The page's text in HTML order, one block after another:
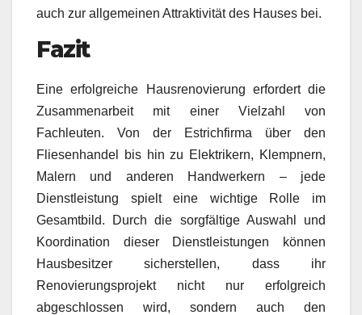
auch zur allgemeinen Attraktivität des Hauses bei.
Fazit
Eine erfolgreiche Hausrenovierung erfordert die
Zusammenarbeit mit einer Vielzahl von
Fachleuten. Von der Estrichfirma über den
Fliesenhandel bis hin zu Elektrikern, Klempnern,
Malern und anderen Handwerkern – jede
Dienstleistung spielt eine wichtige Rolle im
Gesamtbild. Durch die sorgfältige Auswahl und
Koordination dieser Dienstleistungen können
Hausbesitzer sicherstellen, dass ihr
Renovierungsprojekt nicht nur erfolgreich
abgeschlossen wird, sondern auch den